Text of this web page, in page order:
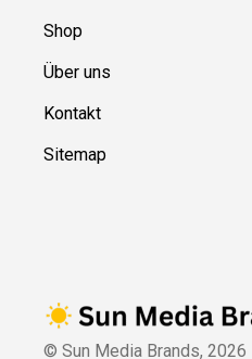
Shop
Über uns
Kontakt
Sitemap
© Sun Media Brands, 2026